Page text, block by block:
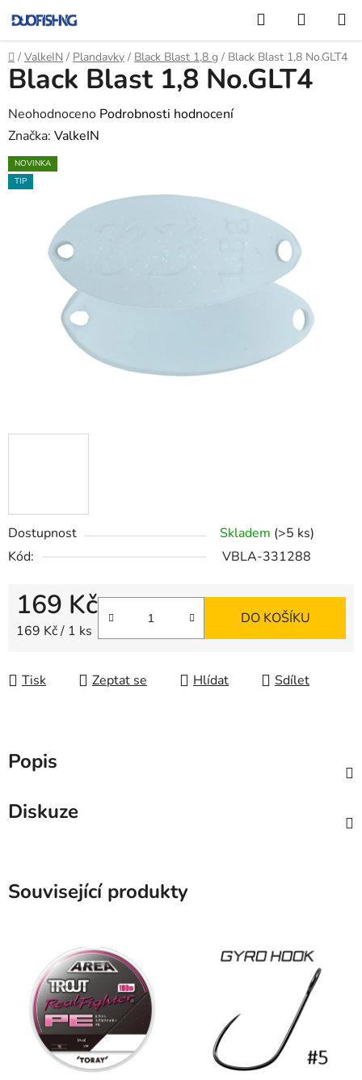
na
obsah
Hledat
KOŠÍK
Domů
/ ValkeIN / Plandavky / Black Blast 1,8 g / Black Blast 1,8 No.GLT4
Dostupnost Skladem (>5 ks)
Kód:
VBLA-331288
169 Kč
Měrná cena:
169 Kč / 1 ks
DO KOŠÍKU
Tisk Zeptat se Hlídat Sdílet
Black Blast 1,8 No.GLT4
Průměrné
hodnocení
produktu
je
hvězdiček.
Neohodnoceno Podrobnosti hodnocení
Značka: ValkeIN
NOVINKA
TIP
Popis
Diskuze
Související produkty